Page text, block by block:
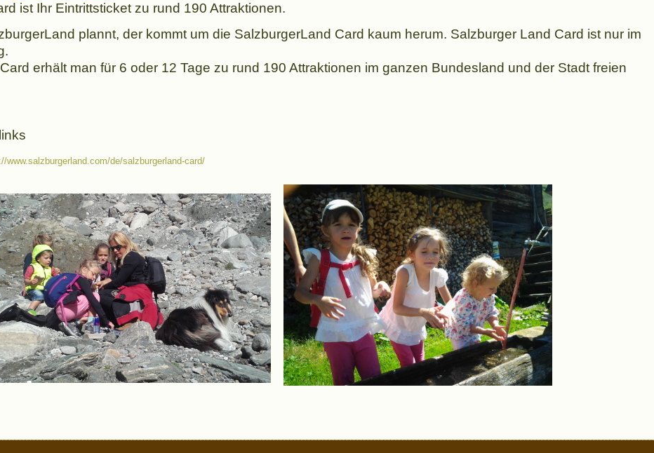
ist Ihr Eintrittsticket zu rund 190 Attraktionen.
plannt, der kommt um die SalzburgerLand Card kaum herum. Salzburger Land Card ist nur im
erhält man für 6 oder 12 Tage zu rund 190 Attraktionen im ganzen Bundesland und der Stadt freien
www.salzburgerland.com/de/salzburgerland-card/